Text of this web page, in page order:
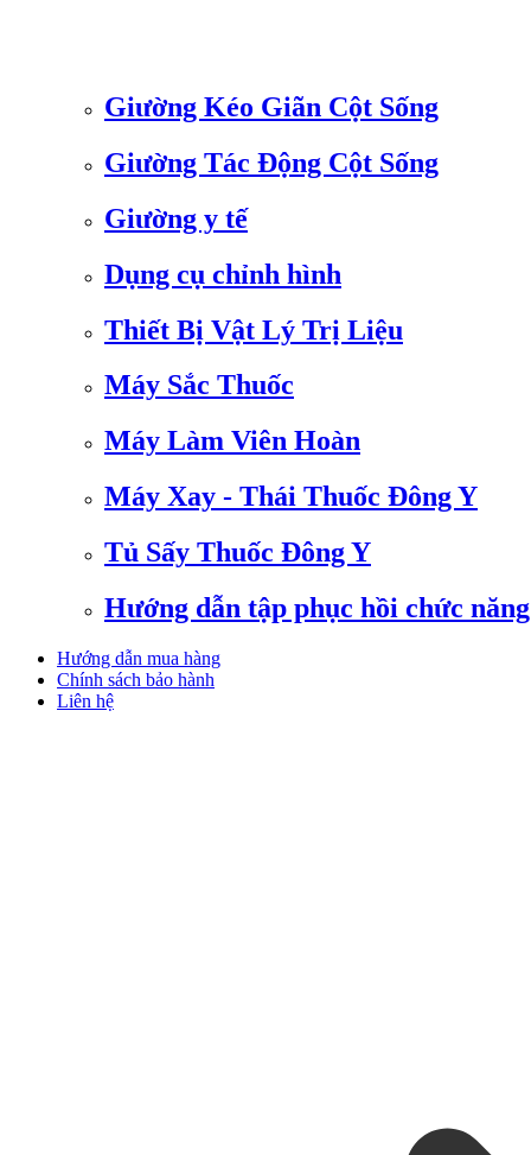
Giường Kéo Giãn Cột Sống
Giường Tác Động Cột Sống
Giường y tế
Dụng cụ chỉnh hình
Thiết Bị Vật Lý Trị Liệu
Máy Sắc Thuốc
Máy Làm Viên Hoàn
Máy Xay - Thái Thuốc Đông Y
Tủ Sấy Thuốc Đông Y
Hướng dẫn tập phục hồi chức năng
Hướng dẫn mua hàng
Chính sách bảo hành
Liên hệ